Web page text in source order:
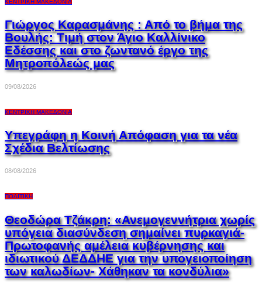
Γιώργος Καρασμάνης : Από το βήμα της
Βουλής: Τιμή στον Άγιο Καλλίνικο
Εδέσσης και στο ζωντανό έργο της
Μητροπόλεώς μας
09/08/2026
ΚΕΝΤΡΙΚΉ ΜΑΚΕΔΟΝΊΑ
Υπεγράφη η Κοινή Απόφαση για τα νέα
Σχέδια Βελτίωσης
08/08/2026
ΠΟΛΙΤΙΚΉ
Θεοδώρα Τζάκρη: «Ανεμογεννήτρια χωρίς
υπόγεια διασύνδεση σημαίνει πυρκαγιά-
Πρωτοφανής αμέλεια κυβέρνησης και
ιδιωτικού ΔΕΔΔΗΕ για την υπογειοποίηση
των καλωδίων- Χάθηκαν τα κονδύλια»